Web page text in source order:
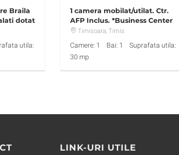
Braila
dotat
utila:
1 camera mobilat/utilat. Ctr.
AFP Inclus. *Business Center
700Timisoara, Timis
Camere: 1 Bai: 1
Suprafata utila:
30 mp
LINK-URI UTILE